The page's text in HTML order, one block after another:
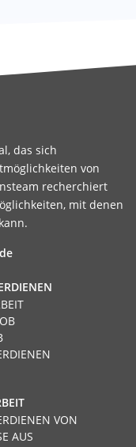
das sich
von
recherchiert
mit denen
VON
AUS